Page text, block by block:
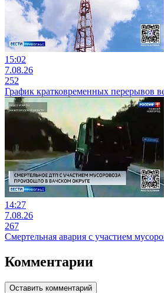
15:02
7.08.26
252
График кратковременных перерывов
14:27
7.08.26
267
Смертельная авария с участием
Комментарии
Оставить комментарий